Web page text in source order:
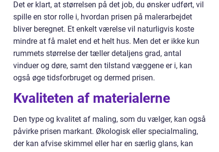
Det er klart, at størrelsen på det job, du ønsker udført, vil
spille en stor rolle i, hvordan prisen på malerarbejdet
bliver beregnet. Et enkelt værelse vil naturligvis koste
mindre at få malet end et helt hus. Men det er ikke kun
rummets størrelse der tæller detaljens grad, antal
vinduer og døre, samt den tilstand væggene er i, kan
også øge tidsforbruget og dermed prisen.
Kvaliteten af materialerne
Den type og kvalitet af maling, som du vælger, kan også
påvirke prisen markant. Økologisk eller specialmaling,
der kan afvise skimmel eller har en særlig glans, kan